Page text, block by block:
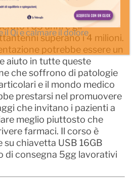
In Italia, il 24,7% della
(14,5 milioni nel 2025)
i 65 anni e gli
superano i 4 milioni.
potrebbe essere un
aiuto in tutte queste
che soffrono di patologie
e il mondo medico
prestarsi nel promuovere
che invitano i pazienti a
meglio piuttosto che
farmaci. Il corso è
su chiavetta USB 16GB
di consegna 5gg lavorativi
il Qi e calmare il dolore